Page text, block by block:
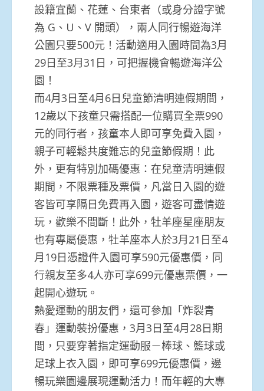
設籍宜蘭、花蓮、台東者（或身分證字號
為 G、U、V 開頭），兩人同行暢遊海洋
公園只要500元！活動適用入園時間為3月
29日至3月31日，可把握機會暢遊海洋公
園！
而4月3日至4月6日兒童節清明連假期間，
12歲以下孩童只需搭配一位購買全票990
元的同行者，孩童本人即可享免費入園，
親子可輕鬆共度難忘的兒童節假期！此
外，更有特別加碼優惠：在兒童清明連假
期間，不限票種及票價，凡當日入園的遊
客皆可享隔日免費再入園，遊客可盡情遊
玩，歡樂不間斷！此外，牡羊座星座朋友
也有專屬優惠，牡羊座本人於3月21日至4
月19日憑證件入園可享590元優惠價，同
行親友至多4人亦可享699元優惠票價，一
起開心遊玩。
熱愛運動的朋友們，還可參加「炸裂青
春」運動裝扮優惠，3月3日至4月28日期
間，只要穿著指定運動服－棒球、籃球或
足球上衣入園，即可享699元優惠價，邊
暢玩樂園邊展現運動活力！而年輕的大專